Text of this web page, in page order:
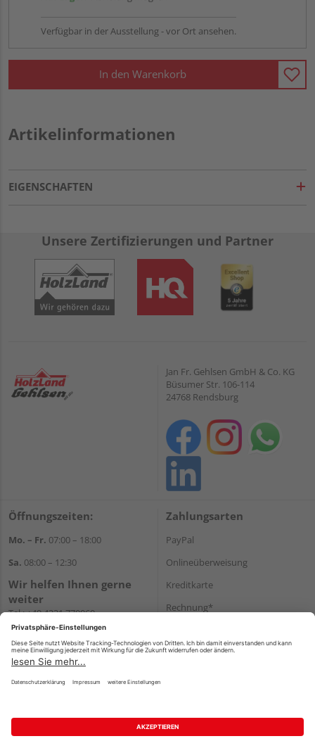
Verfügbar in der Ausstellung - vor Ort ansehen.
In den Warenkorb
Artikelinformationen
EIGENSCHAFTEN
Unsere Zertifizierungen und Partner
Jan Fr. Gehlsen GmbH & Co. KG
Büsumer Str. 106-114
24768 Rendsburg
Öffnungszeiten:
Mo. – Fr. 07:00 – 18:00
Sa. 08:00 – 12:30
Wir helfen Ihnen gerne
weiter
Tel.:+49 4331 770060
E-Mail:onlineshop@gehlsen.de
WhatsApp
Zahlungsarten
PayPal
Onlineüberweisung
Kreditkarte
Rechnung*
Versand
Impressum AGB Widerruf
Datenschutz